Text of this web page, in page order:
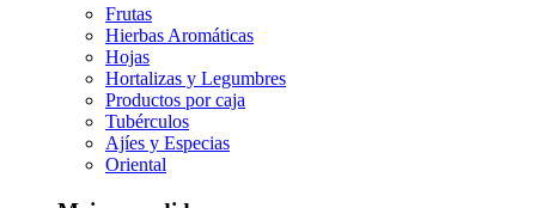
Frutas
Hierbas Aromáticas
Hojas
Hortalizas y Legumbres
Productos por caja
Tubérculos
Ajíes y Especias
Oriental